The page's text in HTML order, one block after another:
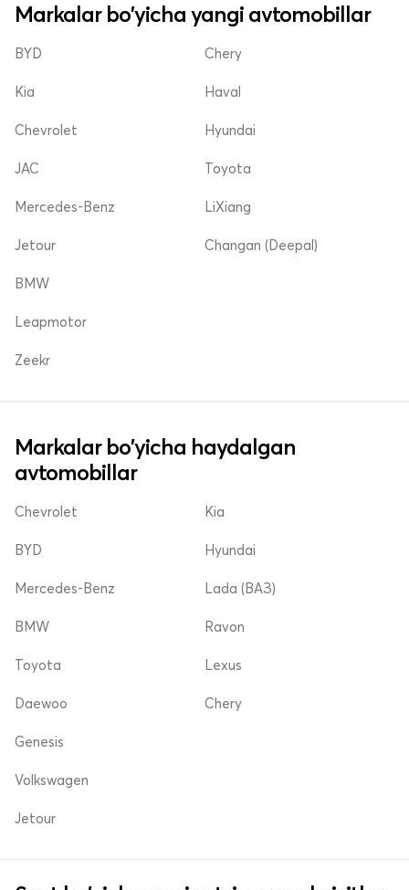
Markalar bo'yicha yangi avtomobillar
BYD
Kia
Chevrolet
Chery
Haval
Hyundai
JAC
Mercedes-Benz
Jetour
Toyota
LiXiang
Changan (Deepal)
BMW
Leapmotor
Zeekr
Markalar bo'yicha haydalgan
avtomobillar
Chevrolet
BYD
Mercedes-Benz
Kia
Hyundai
Lada (ВАЗ)
BMW
Toyota
Daewoo
Ravon
Lexus
Chery
Genesis
Volkswagen
Jetour